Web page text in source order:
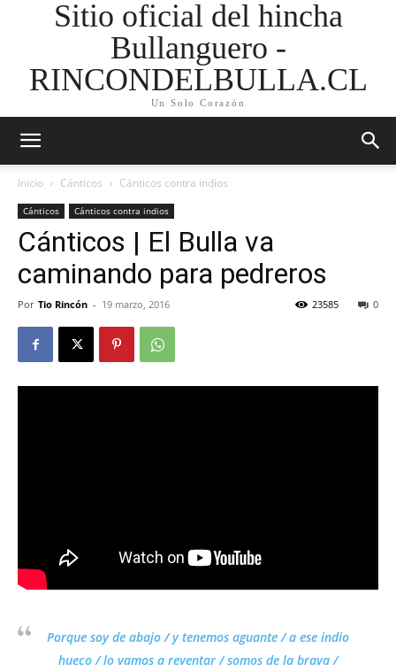
Sitio oficial del hincha
Bullanguero -
RINCONDELBULLA.CL
Un Solo Corazón
Inicio Cánticos Cánticos contra indios
Cánticos Cánticos contra indios
Cánticos | El Bulla va
caminando para pedreros
Por Tio Rincón - 19 marzo, 2016 0
23585
Porque soy de abajo / y tenemos aguante / a ese indio
hueco / lo vamos a reventar / somos de la brava /